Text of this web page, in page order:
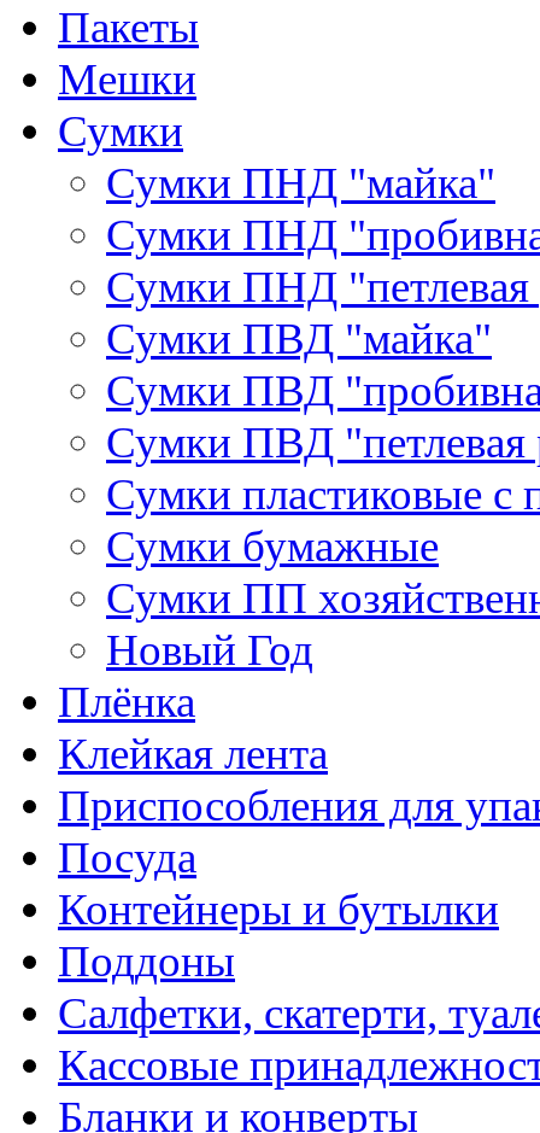
Пакеты
Мешки
Сумки
Сумки ПНД "майка"
Сумки ПНД
Сумки ПНД "петлевая
Сумки ПВД "майка"
Сумки ПВД
Сумки ПВД "петлевая
Сумки пластиковые с
Сумки бумажные
Сумки ПП
Новый Год
Плёнка
Клейкая лента
Приспособления для
Посуда
Контейнеры и бутылки
Поддоны
Салфетки, скатерти,
Кассовые
Бланки и конверты